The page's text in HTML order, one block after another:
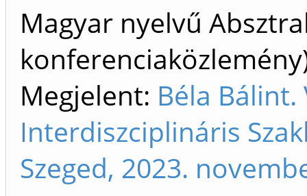
Magyar nyelvű
Megjelent: Béla
Interdiszciplináris
Szeged, 2023.